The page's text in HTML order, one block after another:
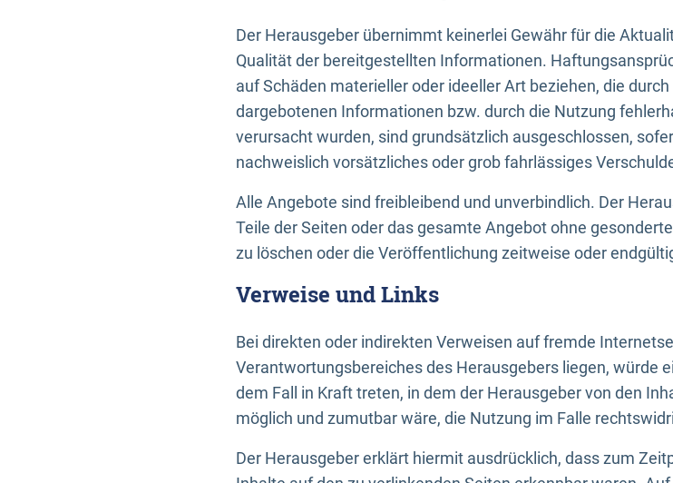
Der Herausgeber übernimmt keinerlei Gewähr für die
Qualität der bereitgestellten Informationen.
auf Schäden materieller oder ideeller Art beziehen, die
dargebotenen Informationen bzw. durch die Nutzung
verursacht wurden, sind grundsätzlich ausgeschlossen,
nachweislich vorsätzliches oder grob fahrlässiges
Alle Angebote sind freibleibend und unverbindlich. Der
Teile der Seiten oder das gesamte Angebot ohne
zu löschen oder die Veröffentlichung zeitweise oder
Verweise und Links
Bei direkten oder indirekten Verweisen auf fremde
Verantwortungsbereiches des Herausgebers liegen, würde
dem Fall in Kraft treten, in dem der Herausgeber von den
möglich und zumutbar wäre, die Nutzung im Falle
Der Herausgeber erklärt hiermit ausdrücklich, dass zum